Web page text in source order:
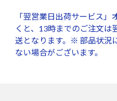
「翌営業日出荷サービス
くと、13時までのご注文は
送となります。※ 部品状況
ない場合がございます。